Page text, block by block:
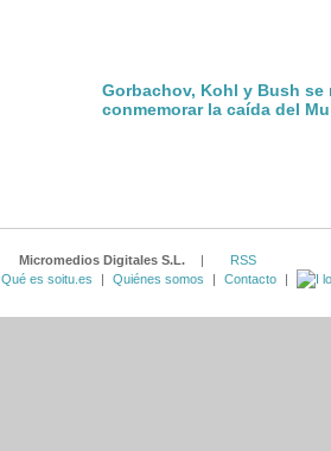
Gorbachov, Kohl y Bush se
conmemorar la caída del
Micromedios Digitales S.L. |
RSS
Qué es soitu.es
| Quiénes somos | Contacto |